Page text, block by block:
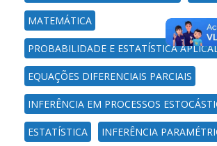
MATEMÁTICA
PROBABILIDADE E ESTATÍSTICA
EQUAÇÕES DIFERENCIAIS PARCIAIS
INFERÊNCIA EM PROCESSOS
ESTATÍSTICA INFERÊNCIA